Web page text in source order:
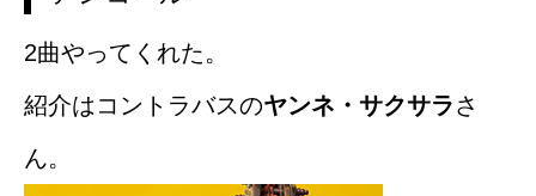
2曲やってくれた。
紹介はコントラバスのヤンネ・サクサラさ
ん。